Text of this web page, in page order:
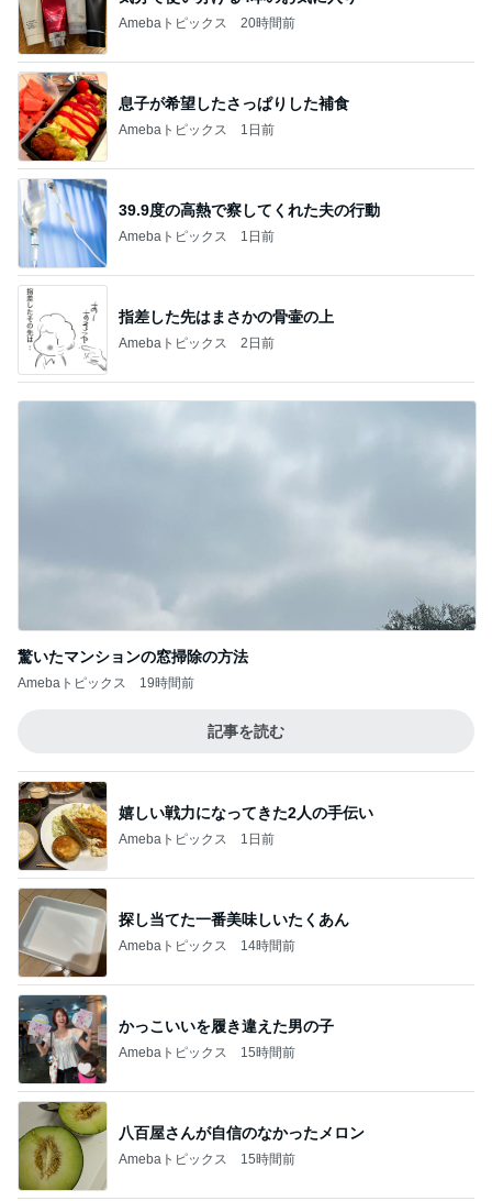
Amebaトピックス 20時間前
息子が希望したさっぱりした補食
Amebaトピックス 1日前
39.9度の高熱で察してくれた夫の行動
Amebaトピックス 1日前
指差した先はまさかの骨壷の上
Amebaトピックス 2日前
驚いたマンションの窓掃除の方法
Amebaトピックス 19時間前
記事を読む
嬉しい戦力になってきた2人の手伝い
Amebaトピックス 1日前
探し当てた一番美味しいたくあん
Amebaトピックス 14時間前
かっこいいを履き違えた男の子
Amebaトピックス 15時間前
八百屋さんが自信のなかったメロン
Amebaトピックス 15時間前